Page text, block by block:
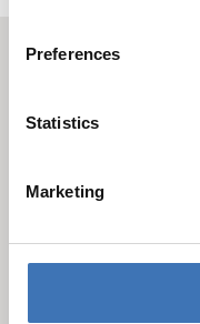
Preferences
Statistics
Marketing
Kontakt oss